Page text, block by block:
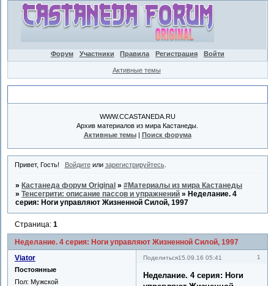
Форум Участники Правила Регистрация Войти
Активные темы
WWW.CCASTANEDA.RU
Архив материалов из мира Кастанеды.
Активные темы| Поиск форума
Привет, Гость! Войдитеили зарегистрируйтесь.
» Кастанеда форум Original »#Материалы из мира Кастанеды
»Тенсегрити: описание пассов и упражнений » Неделание. 4
серия: Ноги управляют Жизненной Силой, 1997
Неделание. 4 серия: Ноги управляют Жизненной Силой, 1997
Страница:1
Поделиться 1
15.09.16 05:41
Viator
Постоянные
Пол: Мужской
Неделание. 4 серия: Ноги